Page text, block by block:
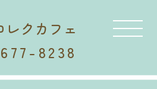
クカフェ
8238